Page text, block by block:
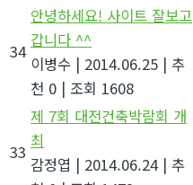
34
안녕하세요! 사이트 잘보고
갑니다 ^^
이병수 | 2014.06.25 | 추
천 0 | 조회 1608
33
제 7회 대전건축박람회 개
최
감정엽 | 2014.06.24 | 추